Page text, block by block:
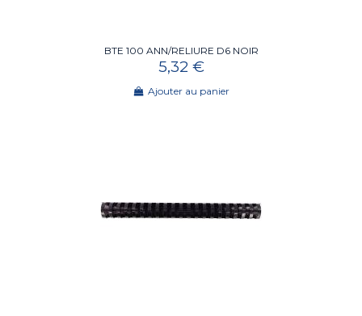
BTE 100 ANN/RELIURE D6 NOIR
5,32 €
Ajouter au panier